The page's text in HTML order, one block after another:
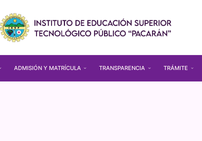
ADMISIÓN Y MATRÍCULA TRANSPARENCIA TRÁMITE